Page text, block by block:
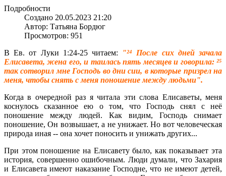
Подробности
Создано 20.05.2023 21:20
Автор: Татьяна Бордюг
Просмотров: 951
В Ев. от Луки 1:24-25 читаем:
"²⁴ После сих дней зачала
Елисавета, жена его, и таилась пять месяцев и говорила: ²⁵
так сотворил мне Господь во дни сии, в которые призрел на
меня, чтобы снять с меня поношение между людьми".
Когда в очередной раз я читала эти слова Елисаветы, меня
коснулось сказанное ею о том, что Господь снял с неё
поношение между людей. Как видим, Господь снимает
поношение, Он возвышает, а не унижает. Но вот человеческая
природа иная -- она хочет поносить и унижать других...
При этом поношение на Елисавету было, как показывает эта
история, совершенно ошибочным. Люди думали, что Захария
и Елисавета имеют наказание Господне, что не имеют детей,